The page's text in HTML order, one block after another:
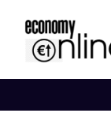
contenuto